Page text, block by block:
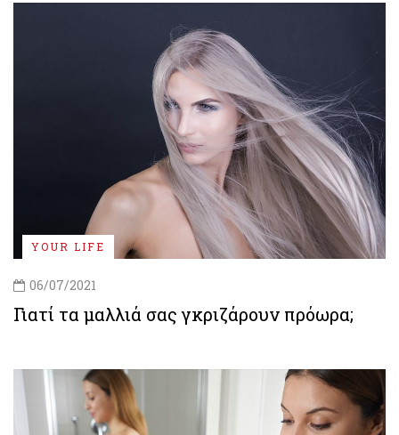
YOUR LIFE
06/07/2021
Γιατί τα μαλλιά σας γκριζάρουν πρόωρα;